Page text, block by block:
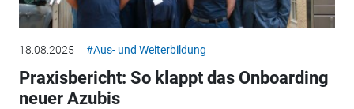
18.08.2025 #Aus- und Weiterbildung
Praxisbericht: So klappt das Onboarding
neuer Azubis